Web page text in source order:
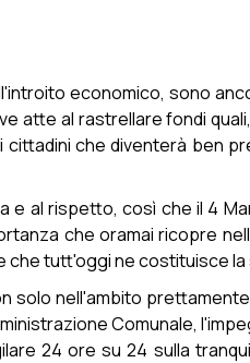
economico, sono
atte al rastrellare fondi
che diventerà ben
al rispetto, così che il 4
che oramai ricopre
che tutt'oggi ne costituisce
solo nell'ambito
Comunale,
24 ore su 24 sulla